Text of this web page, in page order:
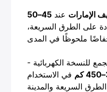
الإمارات عند
على الطرق السريعة،
- ينخفض المدى الواقعي المجمع للنسخة الكهربائية
في الاستخدام